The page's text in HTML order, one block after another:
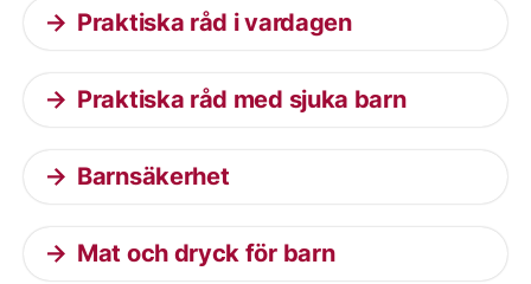
Praktiska råd i vardagen
Praktiska råd med sjuka barn
Barnsäkerhet
Mat och dryck för barn